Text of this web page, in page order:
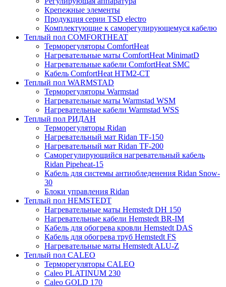
Крепежные элементы
Продукция серии TSD electro
Комплектующие к саморегулирующемуся кабелю
Теплый пол COMFORTHEAT
Терморегуляторы ComfortHeat
Нагревательные маты ComfortHeat MinimatD
Нагревательные кабели ComfortHeat SMC
Кабель ComfortHeat HTM2-CT
Теплый пол WARMSTAD
Терморегуляторы Warmstad
Нагревательные маты Warmstad WSM
Нагревательные кабели Warmstad WSS
Теплый пол РИДАН
Терморегуляторы Ridan
Нагревательный мат Ridan TF-150
Нагревательный мат Ridan TF-200
Саморегулирующийся нагревательный кабель
Ridan Pipeheat-15
Кабель для системы антиобледенения Ridan Snow-
30
Блоки управления Ridan
Теплый пол HEMSTEDT
Нагревательные маты Hemstedt DH 150
Нагревательные кабели Hemstedt BR-IM
Кабель для обогрева кровли Hemstedt DAS
Кабель для обогрева труб Hemstedt FS
Нагревательные маты Hemstedt ALU-Z
Теплый пол CALEO
Терморегуляторы CALEO
Caleo PLATINUM 230
Caleo GOLD 170